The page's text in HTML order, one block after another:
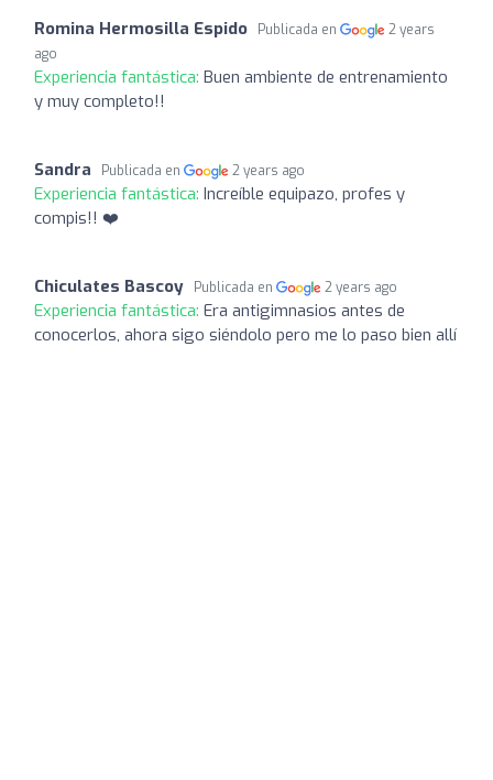
Romina Hermosilla Espido Publicada en
2 years
ago
Experiencia fantástica: Buen ambiente de entrenamiento
y muy completo!!
Sandra Publicada en 2 years ago
Experiencia fantástica: Increíble equipazo, profes y
compis!! ❤️
Chiculates Bascoy Publicada en 2 years ago
Experiencia fantástica: Era antigimnasios antes de
conocerlos, ahora sigo siéndolo pero me lo paso bien allí